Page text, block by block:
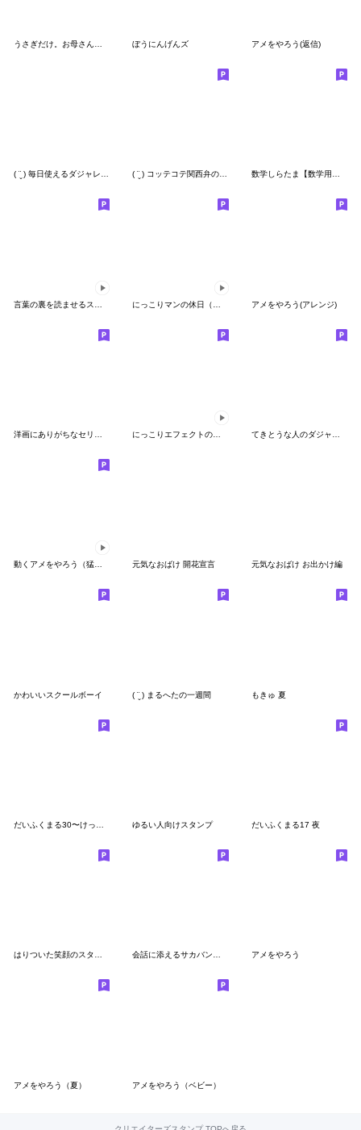
ぼうにんげんズ アメをやろう(返信)
( ¨̮ ) 毎日使えるダジャレまるへた 2 ( ¨̮ ) コッテコテ関西弁のまるへた 後編 数学しらたま【数学用語】
アメをやろう(アレンジ)
動くアメをやろう（猛暑） 元気なおばけ 開花宣言 元気なおばけ お出かけ編
かわいいスクールボーイ ( ¨̮ ) まるへたの一週間 もきゅ 夏
ゆるい人向けスタンプ だいふくまる17 夜
はりついた笑顔のスタンプ２ 会話に添えるサカバンバスピス アメをやろう
アメをやろう（夏） アメをやろう（ベビー）